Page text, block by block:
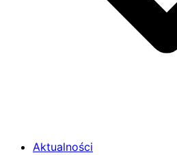
Aktualności